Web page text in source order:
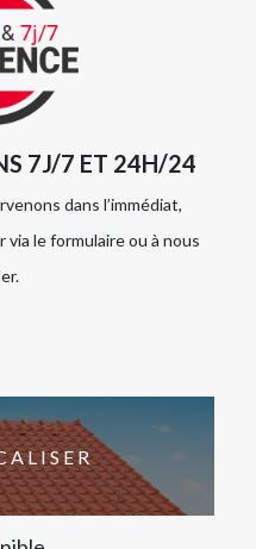
7J/7 ET 24H/24
dans l’immédiat,
via le formulaire ou à nous